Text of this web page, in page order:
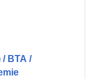
BTA /